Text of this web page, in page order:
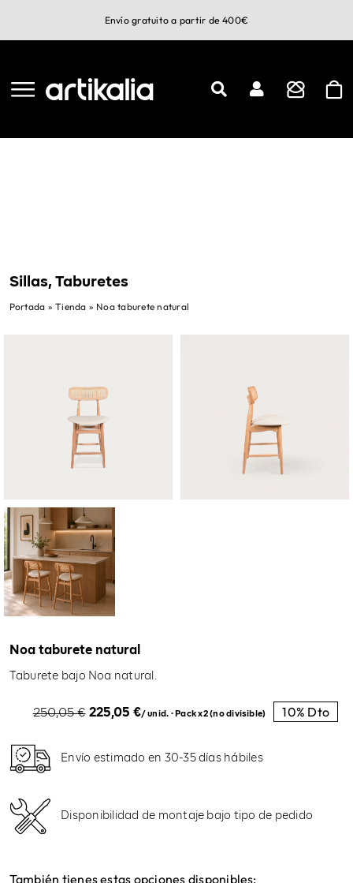
Envío gratuito a partir de 400€
Sillas, Taburetes
Portada »Tienda » Noa taburete natural
Noa taburete natural
Taburete bajo Noa natural.
250,05€ El
era:
250,05 €.
225,05 €El
225,05 €.
/ unid. · Pack x2 (no divisible) 10% Dto
Envío estimado en 30-35 días hábiles
Disponibilidad de montaje bajo tipo de pedido
También tienes estas opciones disponibles: